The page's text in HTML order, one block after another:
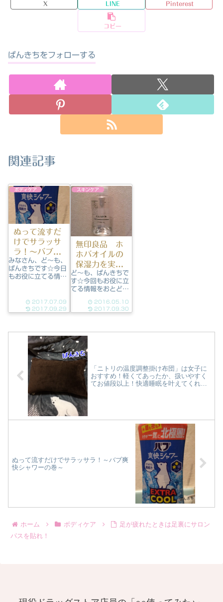
X LINE Pinterest
コピー
ぱんきちをフォローする
関連記事
ボディケア
ぬって流すだ
けでサラッサ
ラ！～バブ爽
快シャワーの
巻～
みなさん、ど～も、
ぱんきちです☆今日
もお役に立てる情報
味方、バブ爽快シャ
ワーです！ちなみに
ばいいのやら…今年
は、まだ７月の初旬
なのに、気温３０度
超えって暑すぎませ
ん？連...
2017.07.09
2017.09.29
スキンケア
無印良品 ホ
ホバオイルの
保湿力を実感
した！
ど～も、ぱんきちで
す☆今回もお役に立
てる情報をおとどけ
ッグストアじゃ売っ
てないけど、「コレ
良品のホホバオイ
ル。 まただいぶ使
ってる画像で申し訳
ないですm(_ _)m ク
レンジング目...
2016.05.10
2017.09.30
「ニトリの温度調整掛け布団」は女子に
おすすめ！軽くてあったか、扱いやすく
てお値段以上！快適睡眠を叶えてくれま
ぬって流すだけでサラッサラ！～バブ爽
快シャワーの巻～
ホーム ボディケア
足が疲れたときは足裏にサロン
パスを貼れ！